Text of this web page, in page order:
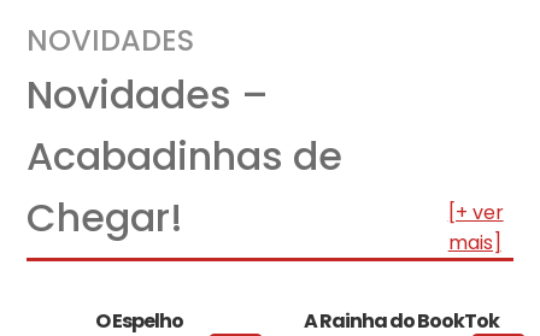
NOVIDADES
Novidades –
Acabadinhas de
Chegar!
[+ ver
mais]
O Espelho
A Rainha do BookTok